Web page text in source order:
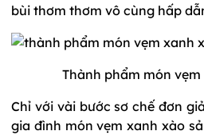
bùi thơm thơm vô cùng hấp
Thành phẩm món
Chỉ với vài bước sơ chế đơn
gia đình món vẹm xanh xào